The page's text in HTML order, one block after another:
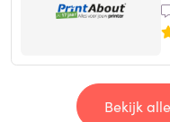
Bekijk